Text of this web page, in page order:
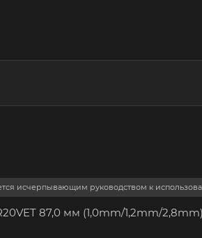
исчерпывающим руководством к
87,0 мм (1,0mm/1,2mm/